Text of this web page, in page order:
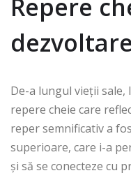
Repere
De-a lungul vieții sale,
repere cheie care
reper semnificativ a
superioare, care i-a
și să se conecteze cu